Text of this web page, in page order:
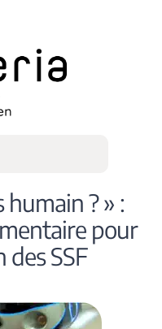
? » :
pour
des SSF